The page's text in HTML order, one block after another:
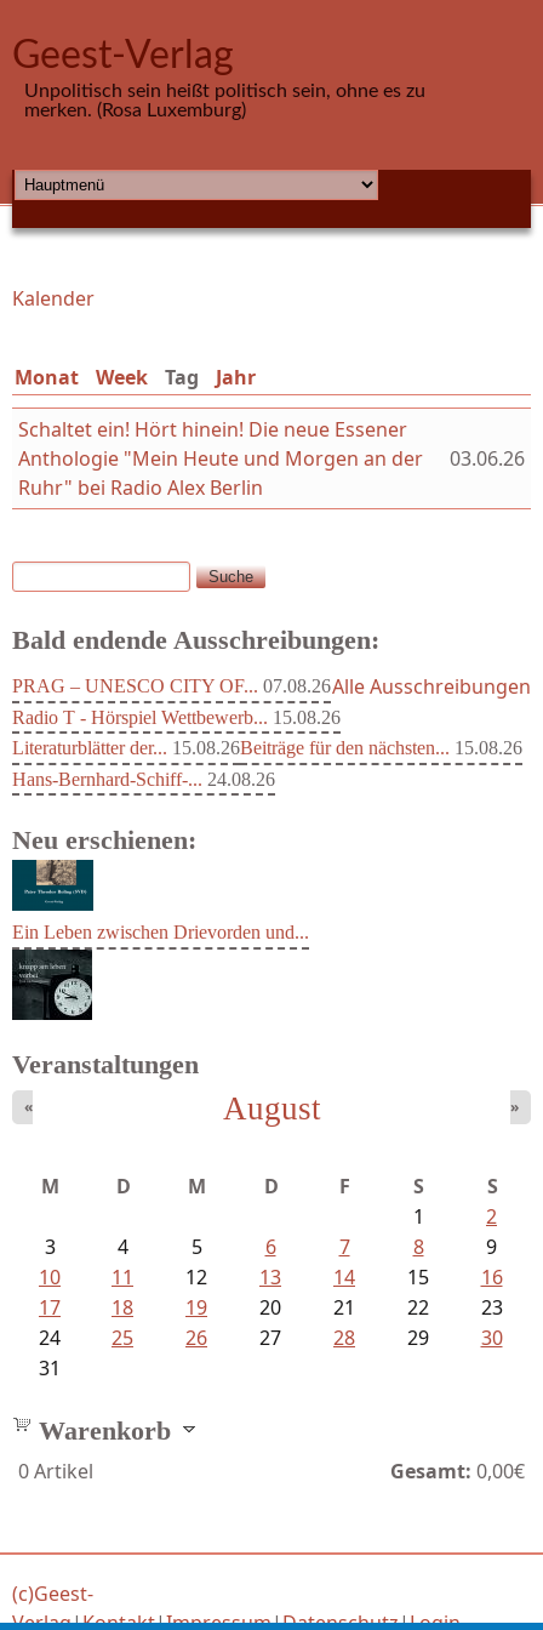
Geest-Verlag
Unpolitisch sein heißt politisch sein, ohne es zu
merken. (Rosa Luxemburg)
HAUPTMENÜ
Sie sind hier
Kalender
Monat Week Tag (aktiver Reiter)
Jahr
Schaltet ein! Hört hinein! Die neue Essener
Anthologie "Mein Heute und Morgen an der
Ruhr" bei Radio Alex Berlin
03.06.26
Suchformular
Suche
Bald endende Ausschreibungen:
PRAG – UNESCO CITY OF... 07.08.26
Radio T - Hörspiel Wettbewerb... 15.08.26
Literaturblätter der... 15.08.26Beiträge für den nächsten... 15.08.26
Hans-Bernhard-Schiff-... 24.08.26
Alle Ausschreibungen
Neu erschienen:
Ein Leben zwischen Drievorden und...
Schaffelhofer, Jörg - knapp am...
Veranstaltungen
August
« »
M D M D F S
S
1
2
3
4 5 6 7 8
9
10
11 12 13 14 15
16
17
18 19 20 21 22
23
24
25 26 27 28 29
30
31
Warenkorb
0Artikel Gesamt: 0,00€
(c)Geest-
Verlag|Kontakt|Impressum|Datenschutz|Login